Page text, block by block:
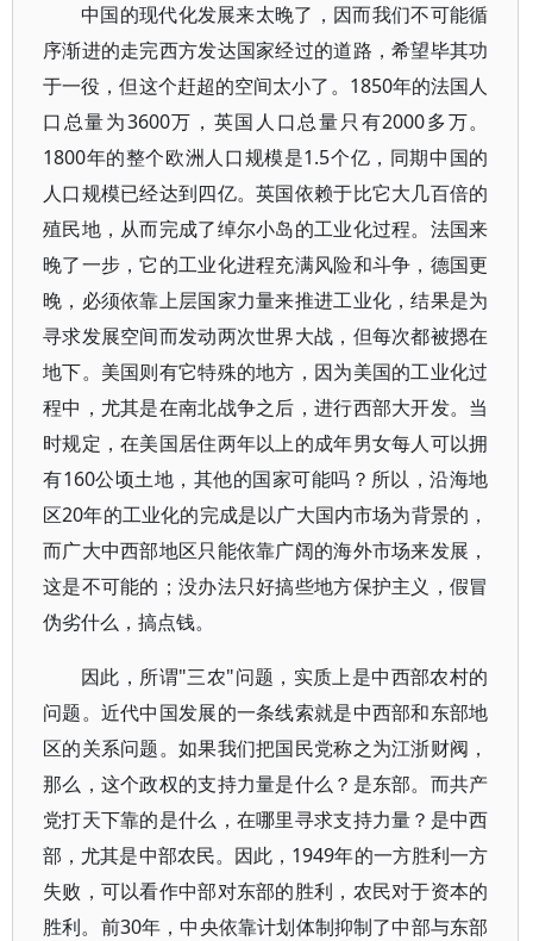
中国的现代化发展来太晚了，因而我们不可能循
序渐进的走完西方发达国家经过的道路，希望毕其功
于一役，但这个赶超的空间太小了。1850年的法国人
口总量为3600万，英国人口总量只有2000多万。
1800年的整个欧洲人口规模是1.5个亿，同期中国的
人口规模已经达到四亿。英国依赖于比它大几百倍的
殖民地，从而完成了绰尔小岛的工业化过程。法国来
晚了一步，它的工业化进程充满风险和斗争，德国更
晚，必须依靠上层国家力量来推进工业化，结果是为
寻求发展空间而发动两次世界大战，但每次都被摁在
地下。美国则有它特殊的地方，因为美国的工业化过
程中，尤其是在南北战争之后，进行西部大开发。当
时规定，在美国居住两年以上的成年男女每人可以拥
有160公顷土地，其他的国家可能吗？所以，沿海地
区20年的工业化的完成是以广大国内市场为背景的，
而广大中西部地区只能依靠广阔的海外市场来发展，
这是不可能的；没办法只好搞些地方保护主义，假冒
伪劣什么，搞点钱。
因此，所谓"三农"问题，实质上是中西部农村的
问题。近代中国发展的一条线索就是中西部和东部地
区的关系问题。如果我们把国民党称之为江浙财阀，
那么，这个政权的支持力量是什么？是东部。而共产
党打天下靠的是什么，在哪里寻求支持力量？是中西
部，尤其是中部农民。因此，1949年的一方胜利一方
失败，可以看作中部对东部的胜利，农民对于资本的
胜利。前30年，中央依靠计划体制抑制了中部与东部